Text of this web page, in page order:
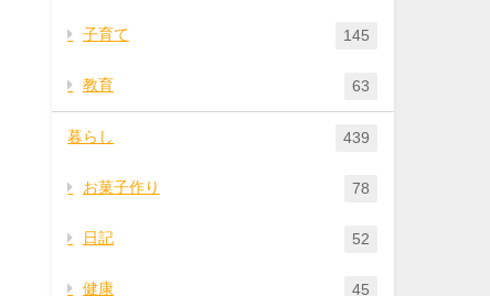
子育て 145
教育 63
暮らし 439
お菓子作り 78
日記 52
健康 45